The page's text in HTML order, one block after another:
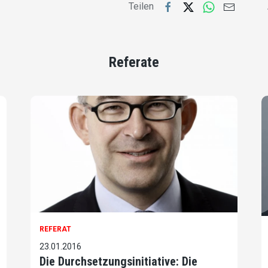
Teilen
Referate
REFERAT
23.01.2016
Die Durchsetzungsinitiative: Die